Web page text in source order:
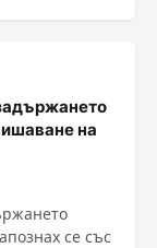
на
се със